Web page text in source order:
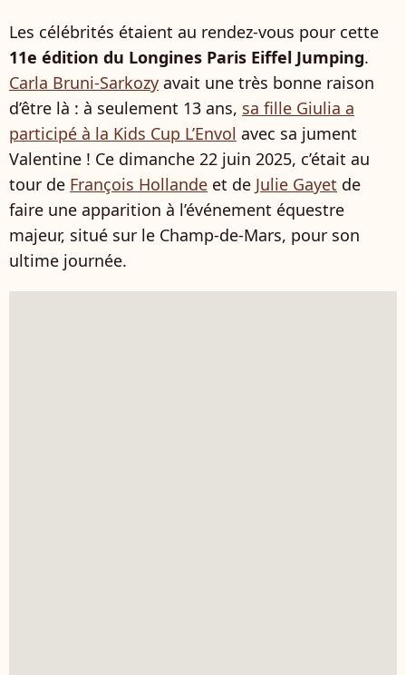
Les célébrités étaient au rendez-vous pour cette
11e édition du Longines Paris Eiffel Jumping.
Carla Bruni-Sarkozy avait une très bonne raison
d’être là : à seulement 13 ans, sa fille Giulia a
participé à la Kids Cup L’Envol avec sa jument
Valentine ! Ce dimanche 22 juin 2025, c’était au
tour de François Hollande et de Julie Gayet de
faire une apparition à l’événement équestre
majeur, situé sur le Champ-de-Mars, pour son
ultime journée.